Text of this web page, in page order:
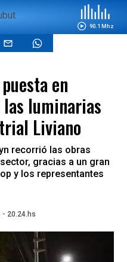
90.1 Mhz
en
luminarias
Liviano
recorrió las obras
gracias a un gran
y los representantes
20.24.hs